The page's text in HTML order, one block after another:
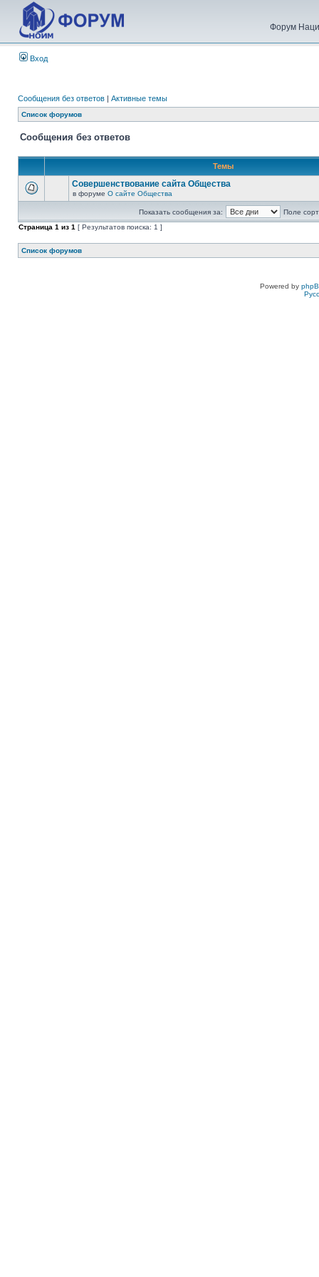
Форум
Вход
Сообщения без ответов | Активные темы
Список форумов
Сообщения без ответов
Темы
Совершенствование сайта Общества
в форуме О сайте Общества
Показать сообщения за:
Поле
Страница 1 из 1 [ Результатов поиска: 1 ]
Список форумов
Powered by